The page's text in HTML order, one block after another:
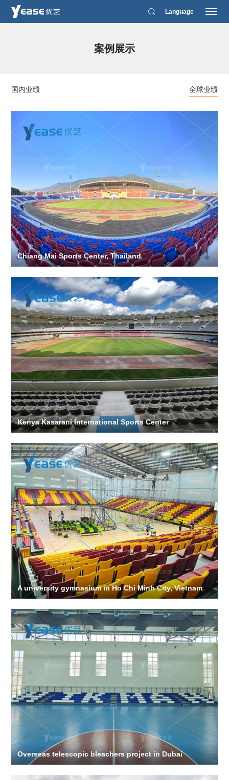
Language
案例展示
国内业绩 全球业绩
Chiang Mai Sports Center, Thailand
Kenya Kasarani International Sports Center
A university gymnasium in Ho Chi Minh City, Vietnam
Overseas telescopic bleachers project in Dubai